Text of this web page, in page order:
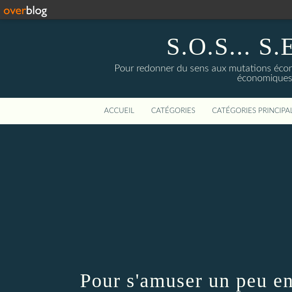
S.O.S...
Pour redonner du sens aux mutations
ACCUEIL CATÉGORIES CATÉGORIES
Pour s'amuser un peu